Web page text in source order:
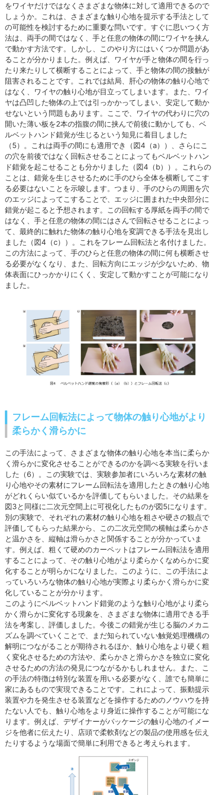
をワイヤだけではなくさまざまな物体に対して適用できるので
しょうか。これは、さまざまな触り心地を提示する手法として
の可能性を検討するために重要な問いです。すぐに思いつく方
法は、両手の間ではなく、手と任意の物体の間にワイヤを挟ん
で動かす方法です。しかし、このやり方にはいくつか問題があ
ることが分かりました。例えば、ワイヤが手と物体の間を行っ
たり来たりして横断することによって、手と物体の間の接触が
阻害されることです。これでは結局、肝心の物体の触り心地で
はなく、ワイヤの触り心地が目立ってしまいます。また、ワイ
ヤは凸凹した物体の上では引っかかってしまい、安定して動か
せないという問題もあります。ここで、ワイヤの代わりに穴の
開いた薄い板を2本の指腹の間に挟んで前後に動かしても、ベ
ルベットハンド錯覚が生じるという知見に着目しました
（5）。これは両手の間にも適用でき（図4（a））、さらにこ
の穴を前後ではなく回転させることによってもベルベットハン
ド錯覚を起こせることも分かりました（図4（b））。これらの
ことは、錯覚を生じさせるために手のひら全体を横断してこす
る必要はないことを示唆します。つまり、手のひらの周囲を穴
のエッジによってこすることで、エッジに囲まれた中央部分に
錯覚が起こると予想されます。この回転する厚紙を両手の間で
はなく、手と任意の物体の間にはさんで回転させることによっ
て、最終的に触れた物体の触り心地を変調できる手法を見出し
ました（図4（c））。これをフレーム回転法と名付けました。
この方法によって、手のひらと任意の物体の間に何も横断させ
る必要がなくなり、また、回転方向にエッジが少ないため、物
体表面にひっかかりにくく、安定して動かすことが可能になり
ました。
フレーム回転法によって物体の触り心地がより
柔らかく滑らかに
この手法によって、さまざまな物体の触り心地を本当に柔らか
く滑らかに変化させることができるのかを調べる実験を行いま
した（6）。この実験では、実験参加者にいろいろな素材の触
り心地やその素材にフレーム回転法を適用したときの触り心地
がどれくらい似ているかを評価してもらいました。その結果を
図3と同様に二次元空間上に可視化したものが図5になります。
別の実験で、それぞれの素材の触り心地を粗さや硬さの観点で
評価してもらった結果から、この二次元空間の横軸は柔らかさ
と温かさを、縦軸は滑らかさと関係することが分かっていま
す。例えば、粗くて硬めのカーペットはフレーム回転法を適用
することによって、その触り心地がより柔らかくなめらかに変
化することが明らかになりました。このように、この手法によ
っていろいろな物体の触り心地が実際より柔らかく滑らかに変
化していることが分かります。
このようにベルベットハンド錯覚のような触り心地がより柔ら
かく滑らかに変化する現象を、さまざまな物体に適用できる手
法を考案し、評価しました。今後この錯覚が生じる脳のメカニ
ズムを調べていくことで、まだ知られていない触覚処理機構の
解明につながることが期待されるほか、触り心地をより硬く粗
く変化させるための方法や、柔らかさと滑らかさを独立に変化
させるための方法の発見につながるかもしれません。また、こ
の手法の特徴は特別な装置を用いる必要がなく、誰でも簡単に
家にあるもので実現できることです。これによって、振動提示
装置や力を発生させる装置などを操作するためのノウハウを持
たない人でも、触り心地をより身近に操作することが可能にな
ります。例えば、デザイナーがパッケージの触り心地のイメー
ジを他者に伝えたり、店頭で柔軟剤などの製品の使用感を伝え
たりするような場面で簡単に利用できると考えられます。